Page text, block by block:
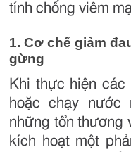
tính chống viêm
1. Cơ chế giảm
gừng
Khi thực hiện
hoặc chạy
những tổn thương
kích hoạt một